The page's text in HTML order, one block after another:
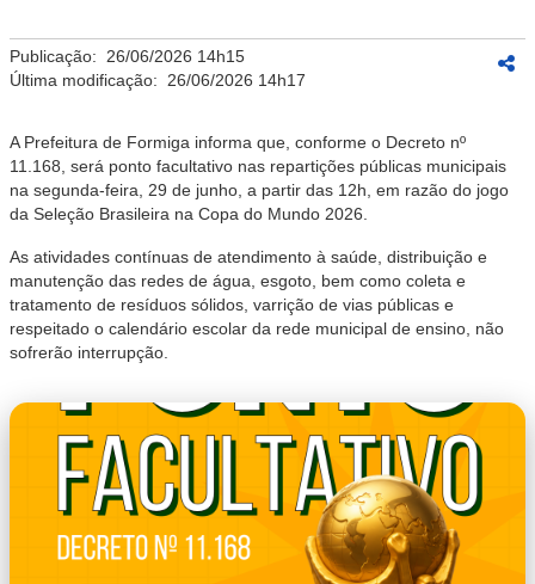
Publicação: 26/06/2026 14h15
Última modificação: 26/06/2026 14h17
A Prefeitura de Formiga informa que, conforme o Decreto nº
11.168, será ponto facultativo nas repartições públicas municipais
na segunda-feira, 29 de junho, a partir das 12h, em razão do jogo
da Seleção Brasileira na Copa do Mundo 2026.
As atividades contínuas de atendimento à saúde, distribuição e
manutenção das redes de água, esgoto, bem como coleta e
tratamento de resíduos sólidos, varrição de vias públicas e
respeitado o calendário escolar da rede municipal de ensino, não
sofrerão interrupção.